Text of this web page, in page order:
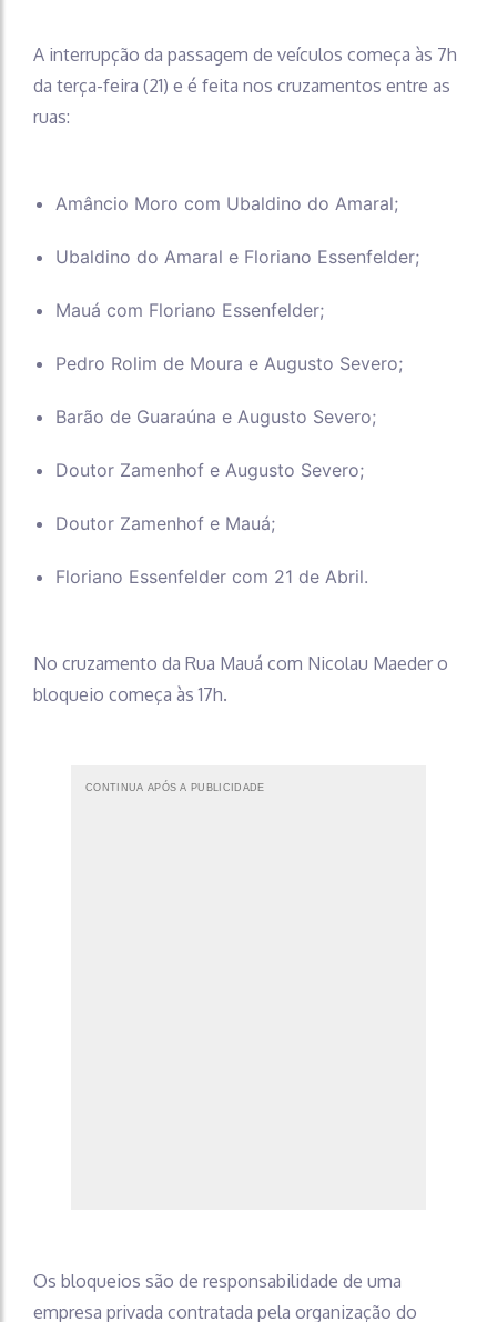
A interrupção da passagem de veículos começa às 7h
da terça-feira (21) e é feita nos cruzamentos entre as
ruas:
Amâncio Moro com Ubaldino do Amaral;
Ubaldino do Amaral e Floriano Essenfelder;
Mauá com Floriano Essenfelder;
Pedro Rolim de Moura e Augusto Severo;
Barão de Guaraúna e Augusto Severo;
Doutor Zamenhof e Augusto Severo;
Doutor Zamenhof e Mauá;
Floriano Essenfelder com 21 de Abril.
No cruzamento da Rua Mauá com Nicolau Maeder o
bloqueio começa às 17h.
CONTINUA APÓS A PUBLICIDADE
Os bloqueios são de responsabilidade de uma
empresa privada contratada pela organização do